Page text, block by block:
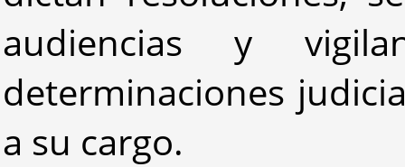
audiencias y
determinaciones
a su cargo.